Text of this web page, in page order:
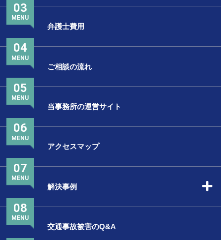
弁護士費用
03
MENU
ご相談の流れ
04
MENU
当事務所の運営サイト
05
MENU
アクセスマップ
06
MENU
解決事例
07
MENU
交通事故被害のQ&A
08
MENU